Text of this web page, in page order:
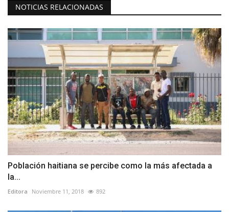
NOTICIAS RELACIONADAS
Población haitiana se percibe como la más afectada a
la...
Editora Noviembre 11, 2018 892